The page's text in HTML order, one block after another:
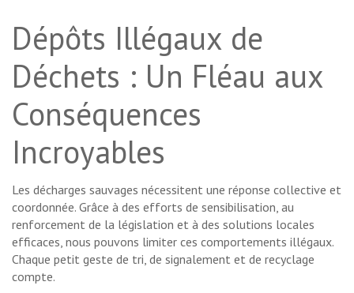
Dépôts Illégaux de
Déchets : Un Fléau aux
Conséquences
Incroyables
Les décharges sauvages nécessitent une réponse collective et
coordonnée. Grâce à des efforts de sensibilisation, au
renforcement de la législation et à des solutions locales
efficaces, nous pouvons limiter ces comportements illégaux.
Chaque petit geste de tri, de signalement et de recyclage
compte.